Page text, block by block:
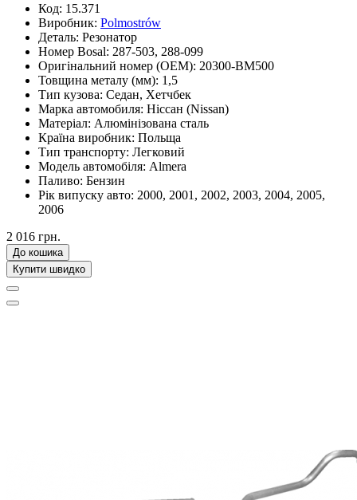
Код: 15.371
Виробник: Polmostrów
Деталь: Резонатор
Номер Bosal: 287-503, 288-099
Оригінальний номер (OEM): 20300-BM500
Товщина металу (мм): 1,5
Тип кузова: Седан, Хетчбек
Марка автомобиля: Ніссан (Nissan)
Матеріал: Алюмінізована сталь
Країна виробник: Польща
Тип транспорту: Легковий
Модель автомобіля: Almera
Паливо: Бензин
Рік випуску авто: 2000, 2001, 2002, 2003, 2004, 2005,
2006
2 016 грн.
До кошика
Купити швидко